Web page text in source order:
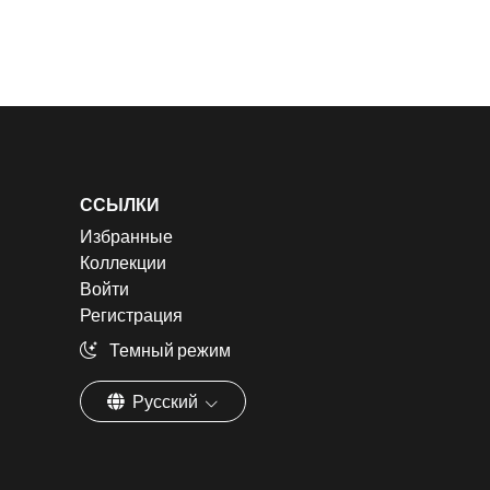
ССЫЛКИ
Избранные
Коллекции
Войти
Регистрация
Темный режим
Русский